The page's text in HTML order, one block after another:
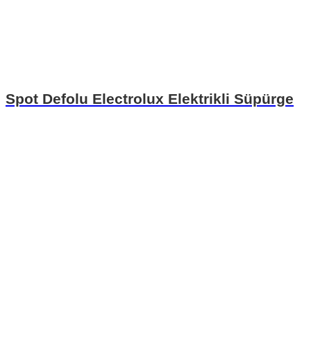
Spot Defolu Electrolux Elektrikli Süpürge